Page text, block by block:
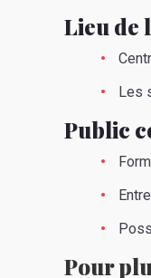
Lieu de
Les
Public
Pour